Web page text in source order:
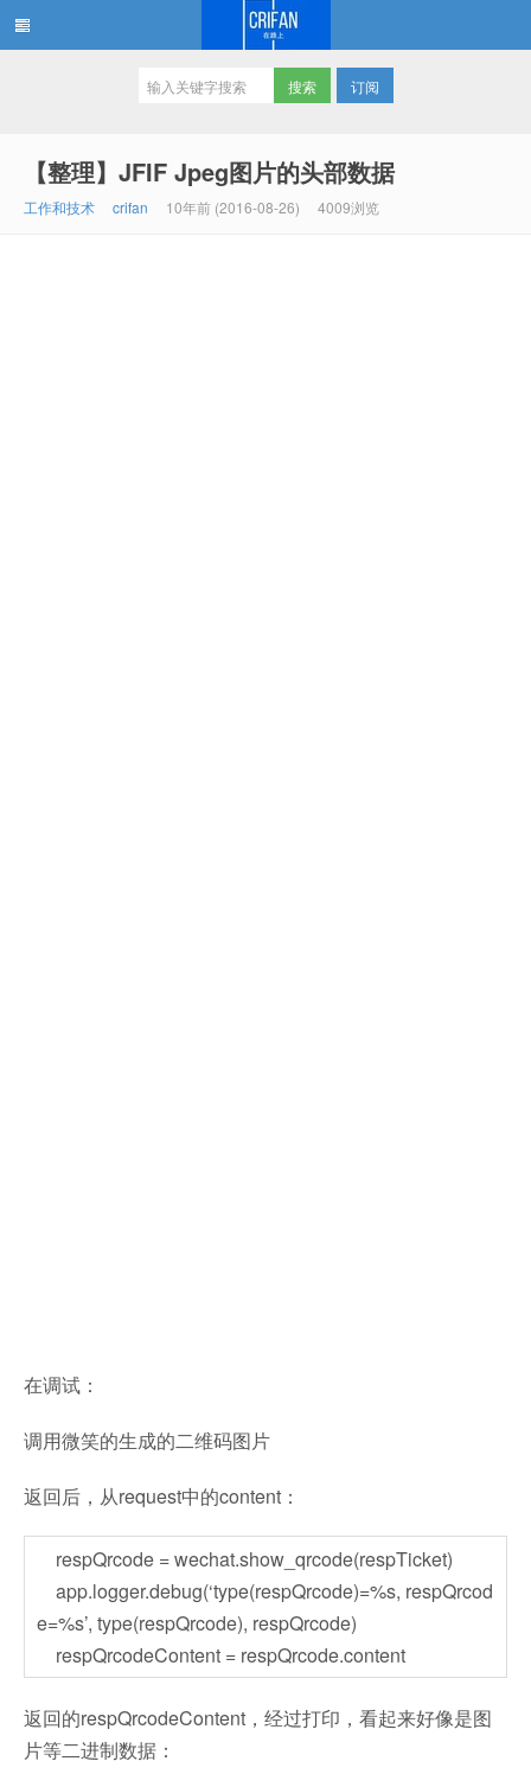
订阅
【整理】JFIF Jpeg图片的头部数据
工作和技术 crifan 10年前 (2016-08-26) 4009浏览
在调试：
调用微笑的生成的二维码图片
返回后，从request中的content：
respQrcode = wechat.show_qrcode(respTicket)
app.logger.debug(‘type(respQrcode)=%s, respQrcod
e=%s’, type(respQrcode), respQrcode)
respQrcodeContent = respQrcode.content
返回的respQrcodeContent，经过打印，看起来好像是图
片等二进制数据：